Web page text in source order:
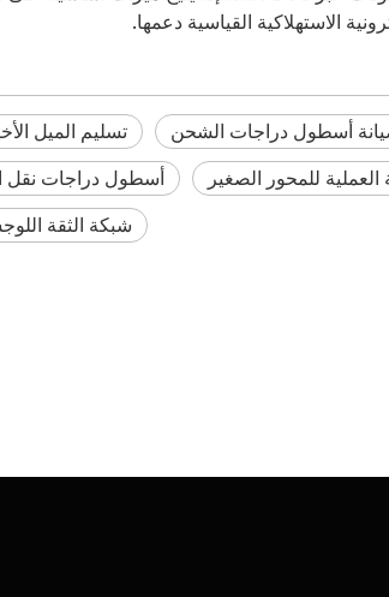
تسليم الميل أسطول دراجات الشحن
أسطول دراجات نقل للمحور الصغير
شبكة الثقة